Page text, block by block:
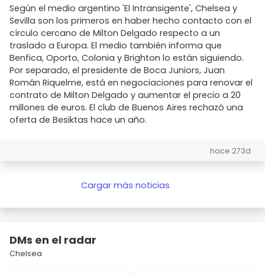
Según el medio argentino 'El Intransigente', Chelsea y
Sevilla son los primeros en haber hecho contacto con el
círculo cercano de Milton Delgado respecto a un
traslado a Europa. El medio también informa que
Benfica, Oporto, Colonia y Brighton lo están siguiendo.
Por separado, el presidente de Boca Juniors, Juan
Román Riquelme, está en negociaciones para renovar el
contrato de Milton Delgado y aumentar el precio a 20
millones de euros. El club de Buenos Aires rechazó una
oferta de Besiktas hace un año.
hace 273d
Cargar más noticias
DMs en el radar
Chelsea